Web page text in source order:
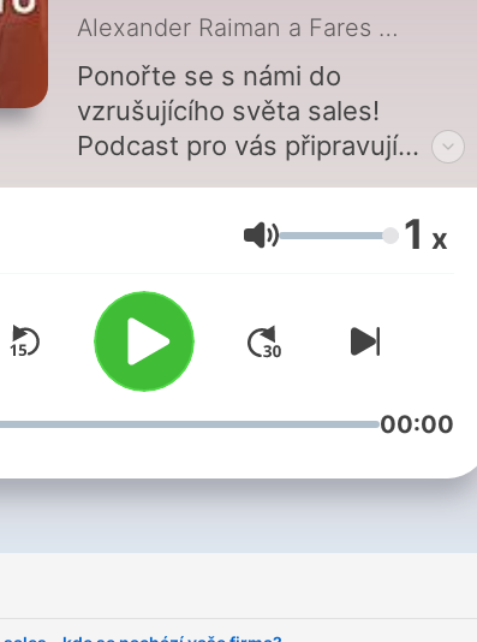
umění prodejeAlexander Raiman a Fares Měchura
Ponořte se s námi do
vzrušujícího světa sales!
Podcast pro vás připravují
Alexander Raiman a Fares
Měchura, koučové a sales
znalostí a spolupráce, proto s
vámi budeme sdílet své
zkušenosti a zveme si
inspirativní hosty. Naším
posláním je pozvednout
vynikajícím produktům
prodeje. Sami to ale
vaši podporu! Připojte se k
Hlasitost 1 x
00:00